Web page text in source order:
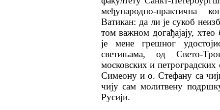
међународно-практична
Ватикан: да ли је сукоб
том важном догађајају,
је мене грешног
светињама, од Свето-
московских и
Симеону и о. Стефану са
чију сам молитвену
Русији.